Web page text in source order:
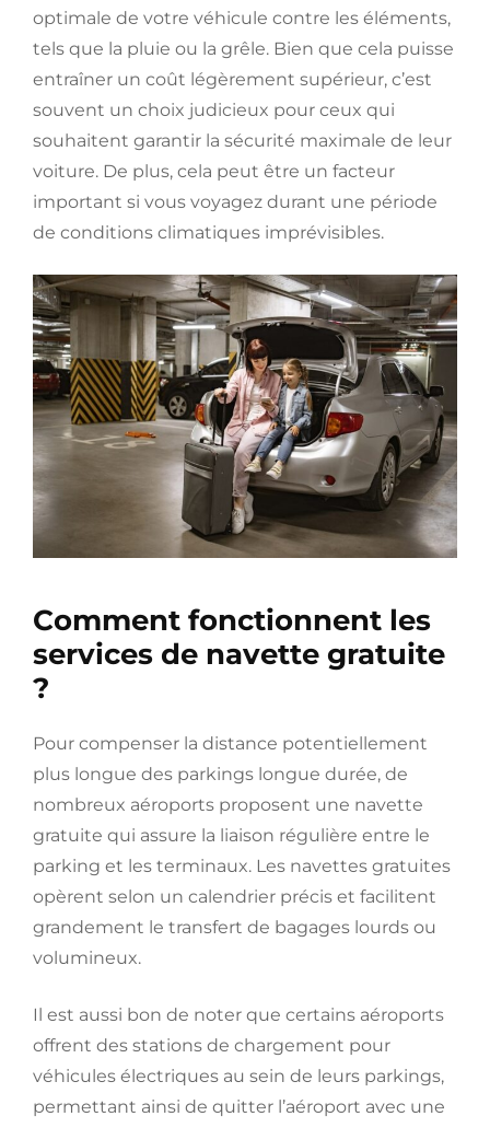
optimale de votre véhicule contre les éléments,
tels que la pluie ou la grêle. Bien que cela puisse
entraîner un coût légèrement supérieur, c’est
souvent un choix judicieux pour ceux qui
souhaitent garantir la sécurité maximale de leur
voiture. De plus, cela peut être un facteur
important si vous voyagez durant une période
de conditions climatiques imprévisibles.
Comment fonctionnent les
services de navette gratuite
?
Pour compenser la distance potentiellement
plus longue des parkings longue durée, de
nombreux aéroports proposent une navette
gratuite qui assure la liaison régulière entre le
parking et les terminaux. Les navettes gratuites
opèrent selon un calendrier précis et facilitent
grandement le transfert de bagages lourds ou
volumineux.
Il est aussi bon de noter que certains aéroports
offrent des stations de chargement pour
véhicules électriques au sein de leurs parkings,
permettant ainsi de quitter l’aéroport avec une